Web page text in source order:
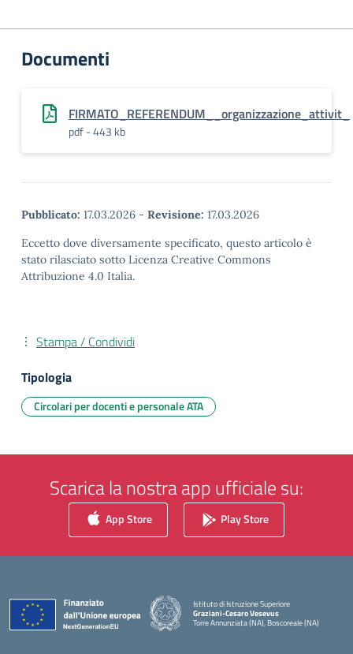
Documenti
FIRMATO_REFERENDUM__organizzazione_attivit_
pdf - 443 kb
Pubblicato: 17.03.2026 - Revisione: 17.03.2026
Eccetto dove diversamente specificato, questo articolo è
stato rilasciato sotto Licenza Creative Commons
Attribuzione 4.0 Italia.
Stampa / Condividi
Tipologia
Circolari per docenti e personale ATA
Scarica la nostra app ufficiale su:
App Store Play Store
Istituto di Istruzione Superiore
Graziani-Cesaro Vesevus
Torre Annunziata (NA), Boscoreale (NA)